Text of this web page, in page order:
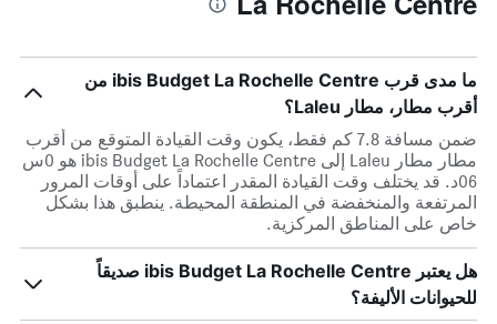
ما مدى قرب ibis Budget La Rochelle Centre من
أقرب مطار، مطار Laleu؟
ضمن مسافة 7.8 كم فقط، يكون وقت القيادة المتوقع من أقرب
مطار مطار Laleu إلى ibis Budget La Rochelle Centre هو 0س
06د. قد يختلف وقت القيادة المقدر اعتماداً على أوقات المرور
المرتفعة والمنخفضة في المنطقة المحيطة. ينطبق هذا بشكل
خاص على المناطق المركزية.
هل يعتبر ibis Budget La Rochelle Centre صديقاً
للحيوانات الأليفة؟